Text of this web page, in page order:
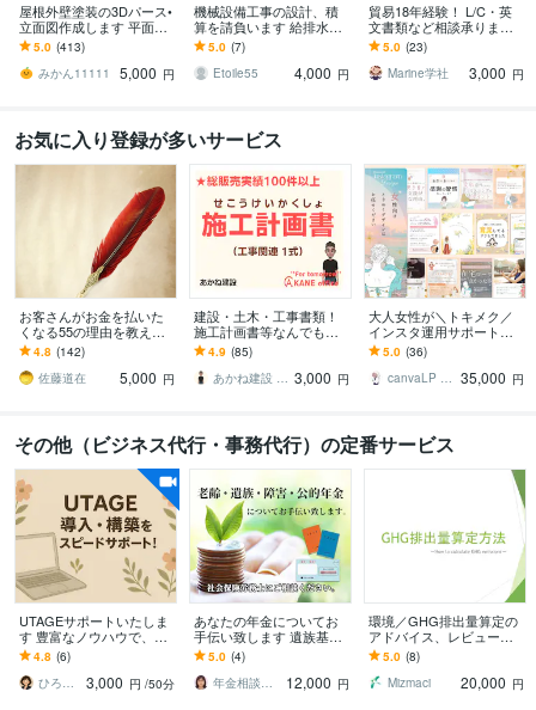
屋根外壁塗装の3Dパース•
立面図作成します 平面図
から！パース作成、建築
数量算出！6点セット
5.0 (413)
みかん11111
5,000 円
機械設備工事の設計、積
算を請負います 給排水、
空調設備の設計や積算業
務を請負います
5.0 (7)
Etoile55
4,000 円
貿易18年経験！ L/C・英
文書類など相談承ります
～初めてでも安心、輸出
現場で培った知識で全般
サポート～
5.0 (23)
Marine学社
3,000 円
お気に入り登録が多いサービス
お客さんがお金を払いた
くなる55の理由を教えま
す 『自分がどうすれば人
の役にたてるのかわから
ない』ときに
4.8 (142)
佐藤道在
5,000 円
建設・土木・工事書類！
施工計画書等なんでもし
ます 【総販売200件】・
施工計画書・竣工書類・
事務・雑務など！
4.9 (85)
あかね建設 AKANEoffice 3,000 円
大人女性が＼トキメク／
インスタ運用サポートま
す 【プラチナ認定】編集
可能なテンプレもプレゼ
ント★
5.0 (36)
canvaLP ･ HP┊︎mimo39 35,000 円
その他（ビジネス代行・事務代行）の定番サービス
UTAGEサポートいたしま
す 豊富なノウハウで、あ
なたの不安や疑問を丁寧
に解決します。
4.8 (6)
ひろUTAGEサポート
3,000 円 /50分
あなたの年金についてお
手伝い致します 遺族基礎
年金、遺族厚生年金（共
済年金）の申請代行やご
説明
5.0 (4)
年金相談オフィスKAJU
12,000 円
環境／GHG排出量算定の
アドバイス、レビューし
ます 環境データ集計／Sc
ope1,2,3排出量算定にお困
りの方
5.0 (8)
Mizmaci
20,000 円